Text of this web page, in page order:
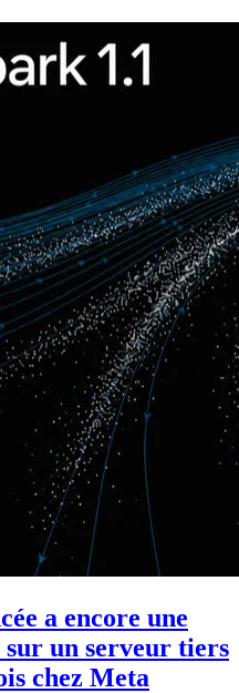
a encore une
un serveur tiers
chez Meta